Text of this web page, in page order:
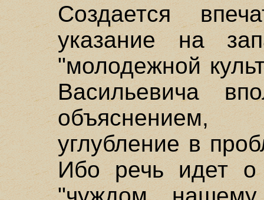
Создается
указание на
"молодежной
Васильевича
объяснением,
углубление в
Ибо речь идет о